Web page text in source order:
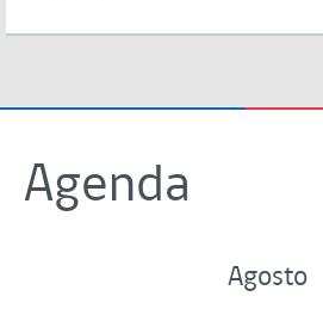
Agenda
Agosto